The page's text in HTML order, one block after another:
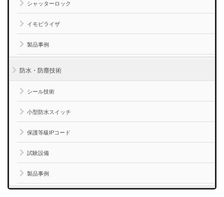
シャッターロック
イモビライザ
製品事例
防水・防塵技術
シール技術
小型防水スイッチ
保護等級IPコード
試験設備
製品事例